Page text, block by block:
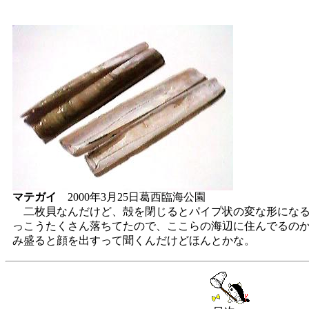
マテガイ 2000年3月25日葛西臨海公園
二枚貝なんだけど、殻を閉じるとパイプ状の変な形にな
っこうたくさん落ちてたので、ここらの海辺に住んでるの
み盛ると顔を出すって聞くんだけどほんとかな。